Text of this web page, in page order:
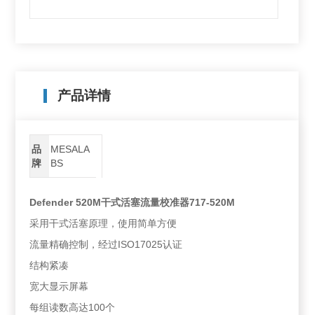
产品详情
品
牌
MESALA
BS
Defender 520M干式活塞流量校准器717-520M
采用干式活塞原理，使用简单方便
流量精确控制，经过ISO17025认证
结构紧凑
宽大显示屏幕
每组读数高达100个